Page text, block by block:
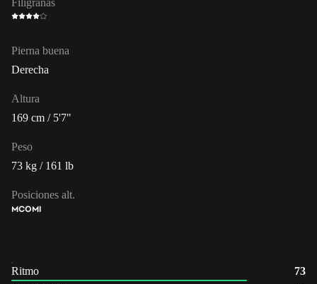
Pierna buena
Derecha
Altura
169 cm / 5'7"
Peso
73 kg / 161 lb
Posiciones alt.
MCOMI
Ritmo
73